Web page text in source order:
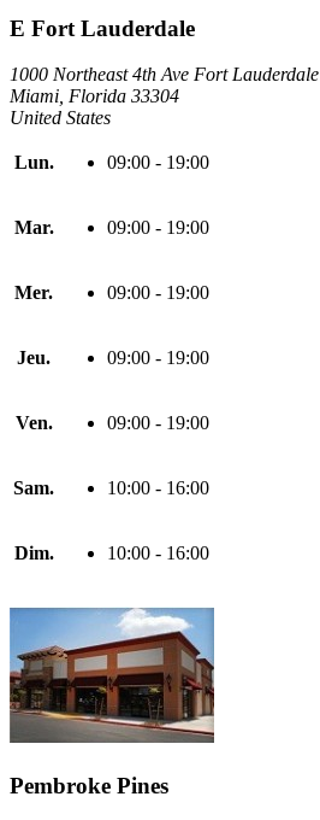
E Fort Lauderdale
1000 Northeast 4th Ave Fort Lauderdale
Miami, Florida 33304
United States
Lun. 09:00 - 19:00
Mar. 09:00 - 19:00
Mer. 09:00 - 19:00
Jeu. 09:00 - 19:00
Ven. 09:00 - 19:00
Sam. 10:00 - 16:00
Dim. 10:00 - 16:00
Pembroke Pines